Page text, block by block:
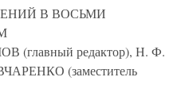
В ВОСЬМИ
редактор), Н. Ф.
(заместитель